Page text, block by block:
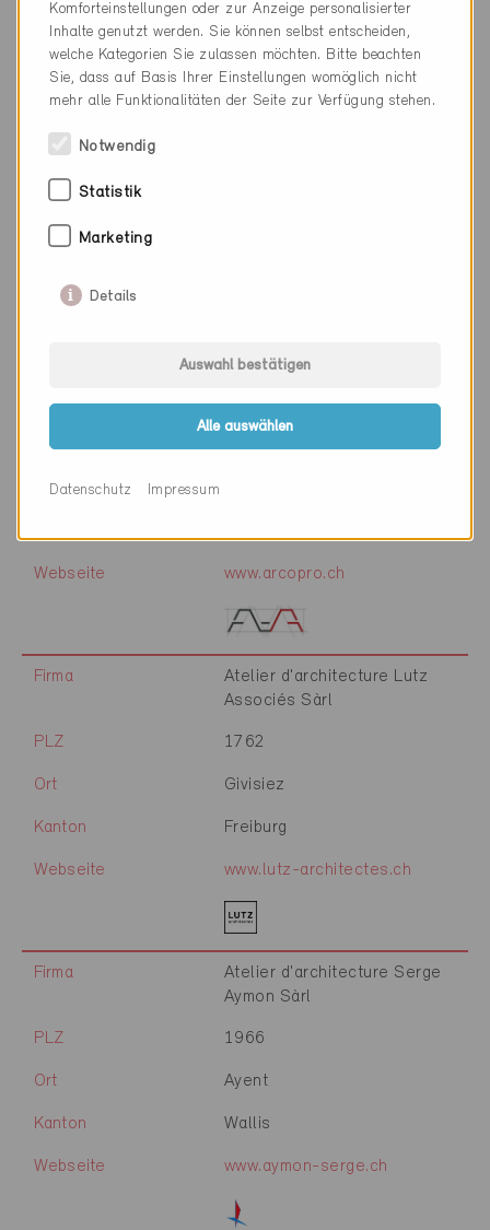
www.atelier78.ch
Kanton
Webseite
ARCOPRO SA
PLZ 1030
Ort
Webseite www.arcopro.ch
Firma
Atelier d'architecture Lutz
Associés Sàrl
PLZ 1762
Ort Givisiez
Kanton Freiburg
Webseite www.lutz-architectes.ch
Firma
Atelier d'architecture Serge
Aymon Sàrl
PLZ 1966
Ort Ayent
Kanton Wallis
Webseite www.aymon-serge.ch
Komforteinstellungen oder zur Anzeige personalisierter
Inhalte genutzt werden. Sie können selbst entscheiden,
welche Kategorien Sie zulassen möchten. Bitte beachten
Sie, dass auf Basis Ihrer Einstellungen womöglich nicht
mehr alle Funktionalitäten der Seite zur Verfügung stehen.
Notwendig
Statistik
Marketing
Details
Auswahl bestätigen
Alle auswählen
Datenschutz Impressum